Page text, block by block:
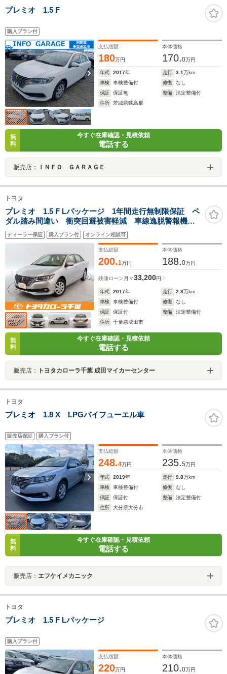
プレミオ 1.5 F
購入プラン付
支払総額
180万円
本体価格
170.0万円
年式 2017年 走行 3.1万km
車検
車検整備付 修復
なし
保証
保証無 整備
法定整備付
住所
茨城県猿島郡
無
料
今すぐ在庫確認・見積依頼
電話する
販売店： ＩＮＦＯ ＧＡＲＡＧＥ
トヨタ
プレミオ 1.5 F Lパッケージ 1年間走行無制限保証 ペ
ダル踏み間違い 衝突回避被害軽減 車線逸脱警報機
能 メモリナビ ワンセグTV バックカメラ ETC ス
マートキー オートエアコン アイドリングストップ
ディーラー保証 購入プラン付 オンライン相談可
支払総額
200.1万円
本体価格
188.0万円
残価ローン 月々33,200円
年式 2017年 走行 2.8万km
車検
車検整備付 修復
なし
保証
保証付 整備
法定整備付
住所
千葉県成田市
無
料
今すぐ在庫確認・見積依頼
電話する
販売店： トヨタカローラ千葉 成田マイカーセンター
トヨタ
プレミオ 1.8 X LPGバイフューエル車
販売店保証 購入プラン付
支払総額
248.4万円
本体価格
235.5万円
年式 2019年 走行 9.8万km
車検
車検整備付 修復
なし
保証
保証付 整備
法定整備付
住所
大分県大分市
無
料
今すぐ在庫確認・見積依頼
電話する
販売店： エフケイメカニック
トヨタ
プレミオ 1.5 F Lパッケージ
購入プラン付
支払総額
220万円
本体価格
210.0万円